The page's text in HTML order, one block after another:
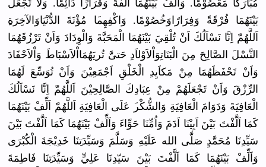
مُبَارَكاً مَعْصُوْمًا. وَاَلِّفْ بَيْنَهُمَا أُلْفَةً وَقَرَارًا
دَائِمًا. وَلاَ تَجْعَلْ
بَيْنَهُمَا فُرْقَةً وَفِرَارًا وَخُصُوْمًا. وَاكْفِهِمَا مُؤْنَةَ الدُّنْيَاوَالآخِرَة
اَللَّهُمّ َ اِنَّا نَسْاَلُكَ اَنْ تُلْقِيَ بَيْنَهُمَا الْمَحَبَّةَ وَالْوِدَا دَ وَاَنْ تَرْزُقَهُمَا
النَّسْلَ الصَّالِحَ مِنَ الْبَنَاتِوَاْلاَوْلاَدِ حَتىَّ تُريَهُمَا اْلاَسْبَاطَ وَاْلاَحْفَادَ
وَاَنْ تَحْفَظَهُمَا مِنْ مَكاَيِدِ الْخَلْقِ اَجْمَعِيْنَ وَاَنْ تُوَسِّعَ لَهُمَا
الرِّزْقَ وَاَنْ تَجْعَلَهُمْ مِنْ عِبَادِكَ الصَّالِحِيْنَ اَللَّهُمّ َ اِنَّا نَسْاَلُكَ
الْعَافِيَةَ وَدَوَامَ الْعَافِيَةِ وَالشُّكْر َ عَلَى الْعَافِيَةِ اَللَّهُمّ َ اَلِّفْ بَيْنَهُمَا
كَمَا اَلَّفْتَ بَيْنَ اَبِيْنَا اَدَمَ وَاُمِّنَا حَوِّاءَ وَاَلِّفْ بَيْنَهُمَا كَمَا اَلَّفْتَ بَيْنَ
سَيِّدِنَا مُحَمَّدٍ صَلَّى الله عَلَيْهِ وَسَلَّمَ وَسَيِّدَتِنَا خَدِيْجَةَ الْكُبْرَى
وَاَلِّفْ بَيْنَهُمَا كَمَا اَلَّفْتَ بَيْنَ سَيّدِنَا عَلِيٍّ وَسَيِّدَتِنَا فَاطِمَةَ